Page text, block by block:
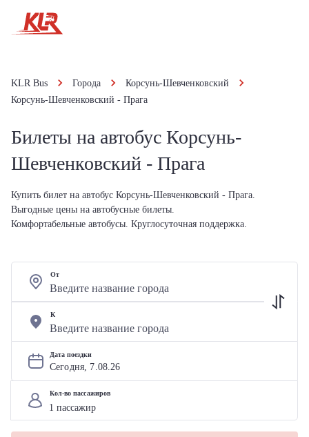
KLR Bus Города
Корсунь-Шевченковский
Корсунь-Шевченковский - Прага
Билеты на автобус Корсунь-
Шевченковский - Прага
Купить билет на автобус Корсунь-Шевченковский - Прага.
Выгодные цены на автобусные билеты.
Комфортабельные автобусы. Круглосуточная поддержка.
От
К
Дата поездки
Сегодня, 7.08.26
Кол-во пассажиров